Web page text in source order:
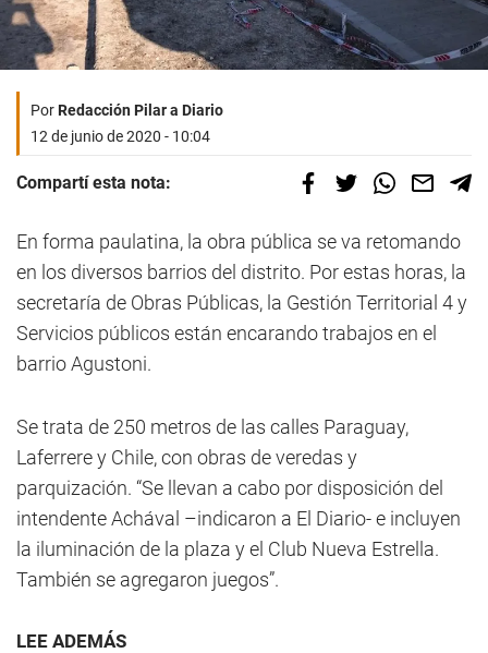
PorRedacción Pilar a Diario
12 de junio de 2020 - 10:04
Compartí esta nota:
En forma paulatina, la obra pública se va retomando
en los diversos barrios del distrito. Por estas horas, la
secretaría de Obras Públicas, la Gestión Territorial 4 y
Servicios públicos están encarando trabajos en el
barrio Agustoni.
Se trata de 250 metros de las calles Paraguay,
Laferrere y Chile, con obras de veredas y
parquización. “Se llevan a cabo por disposición del
intendente Achával –indicaron a El Diario- e incluyen
la iluminación de la plaza y el Club Nueva Estrella.
También se agregaron juegos”.
LEE ADEMÁS